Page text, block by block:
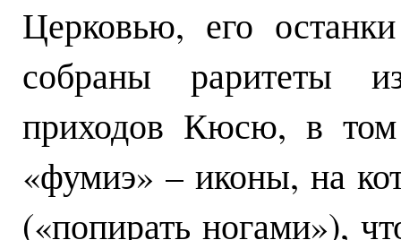
Церковью, его
собраны раритеты
приходов Кюсю, в
«фумиэ» – иконы, на
(«попирать ногами»),